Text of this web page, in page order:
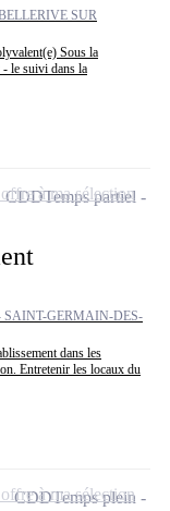
SUR
Sous la
le suivi dans la
SAINT-GERMAIN-DES-
dans les
Entretenir les locaux du
CDDTemps partiel
à ma sélection
CDDTemps plein
à ma sélection